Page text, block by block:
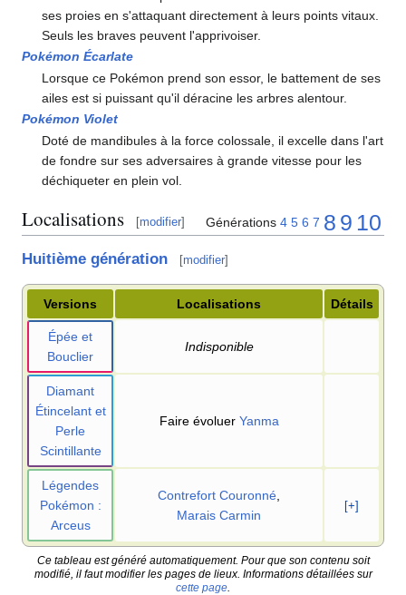
ses proies en s'attaquant directement à leurs points vitaux.
Seuls les braves peuvent l'apprivoiser.
Pokémon Écarlate
Lorsque ce Pokémon prend son essor, le battement de ses
ailes est si puissant qu'il déracine les arbres alentour.
Pokémon Violet
Doté de mandibules à la force colossale, il excelle dans l'art
de fondre sur ses adversaires à grande vitesse pour les
déchiqueter en plein vol.
Localisations [modifier] Générations 4 5 6 7 8 9 10
Huitième génération [modifier]
Versions Localisations Détails
Épée et
Bouclier
Indisponible
Diamant
Étincelant et
Perle
Scintillante
Faire évoluer Yanma
Légendes
Pokémon :
Arceus
Contrefort Couronné,
Marais Carmin
[+]
Ce tableau est généré automatiquement. Pour que son contenu soit
modifié, il faut modifier les pages de lieux. Informations détaillées sur
cette page